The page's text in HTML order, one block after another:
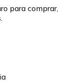
para comprar,